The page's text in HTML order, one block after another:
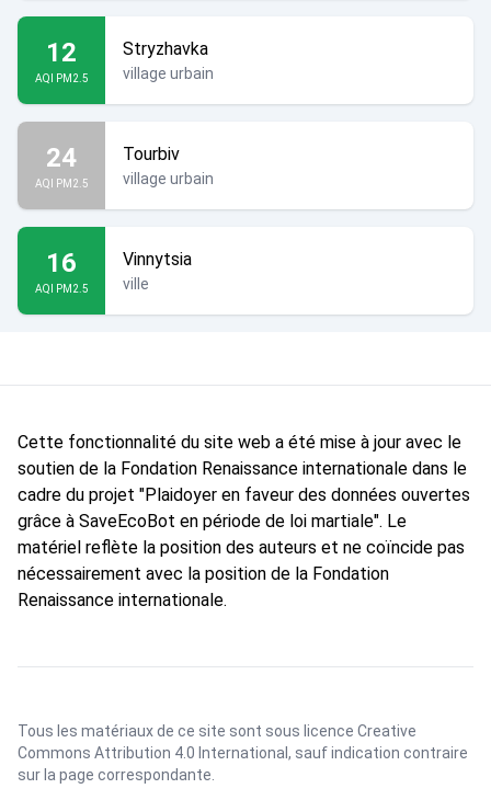
12
AQI PM2.5
Stryzhavka
village urbain
24
AQI PM2.5
Tourbiv
village urbain
16
AQI PM2.5
Vinnytsia
ville
Cette fonctionnalité du site web a été mise à jour avec le
soutien de la Fondation Renaissance internationale dans le
cadre du projet "Plaidoyer en faveur des données ouvertes
grâce à SaveEcoBot en période de loi martiale". Le
matériel reflète la position des auteurs et ne coïncide pas
nécessairement avec la position de la Fondation
Renaissance internationale.
Tous les matériaux de ce site sont sous licence Creative
Commons Attribution 4.0 International , sauf indication contraire
sur la page correspondante.